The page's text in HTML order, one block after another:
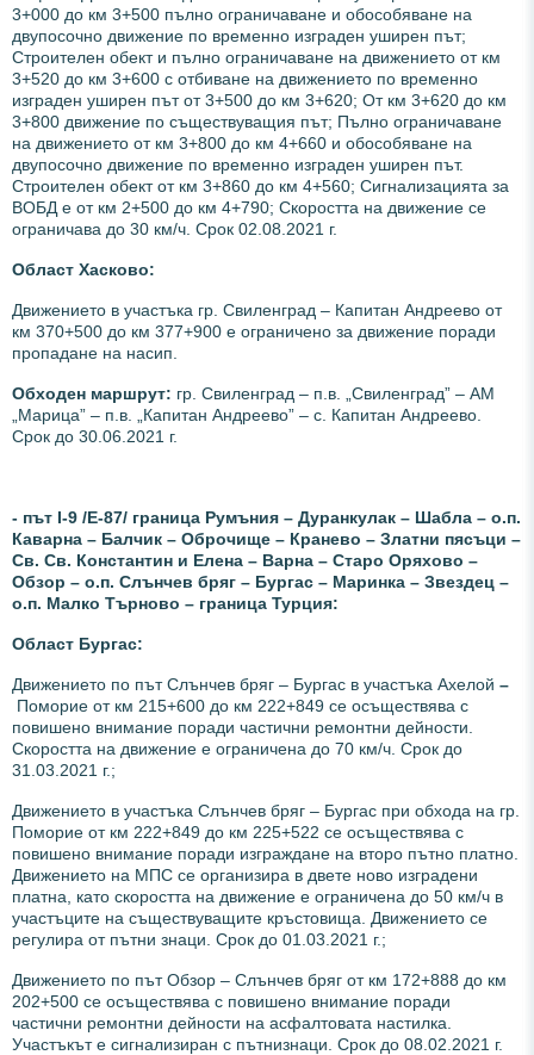
3+000 до км 3+500 пълно ограничаване и обособяване на
двупосочно движение по временно изграден уширен път;
Строителен обект и пълно ограничаване на движението от км
3+520 до км 3+600 с отбиване на движението по временно
изграден уширен път от 3+500 до км 3+620; От км 3+620 до км
3+800 движение по съществуващия път; Пълно ограничаване
на движението от км 3+800 до км 4+660 и обособяване на
двупосочно движение по временно изграден уширен път.
Строителен обект от км 3+860 до км 4+560; Сигнализацията за
ВОБД е от км 2+500 до км 4+790; Скоростта на движение се
ограничава до 30 км/ч. Срок 02.08.2021 г.
Област Хасково:
Движението в участъка гр. Свиленград – Капитан Андреево от
км 370+500 до км 377+900 е ограничено за движение поради
пропадане на насип.
Обходен маршрут: гр. Свиленград – п.в. „Свиленград” – АМ
„Марица” – п.в. „Капитан Андреево” – с. Капитан Андреево.
Срок до 30.06.2021 г.
- път І-9 /Е-87/ граница Румъния – Дуранкулак – Шабла – о.п.
Каварна – Балчик – Оброчище – Кранево – Златни пясъци –
Св. Св. Константин и Елена – Варна – Старо Оряхово –
Обзор – о.п. Слънчев бряг – Бургас – Маринка – Звездец –
о.п. Малко Търново – граница Турция:
Област Бургас:
Движението по път Слънчев бряг – Бургас в участъка Ахелой –
Поморие от км 215+600 до км 222+849 се осъществява с
повишено внимание поради частични ремонтни дейности.
Скоростта на движение е ограничена до 70 км/ч. Срок до
31.03.2021 г.;
Движението в участъка Слънчев бряг – Бургас при обхода на гр.
Поморие от км 222+849 до км 225+522 се осъществява с
повишено внимание поради изграждане на второ пътно платно.
Движението на МПС се организира в двете ново изградени
платна, като скоростта на движение е ограничена до 50 км/ч в
участъците на съществуващите кръстовища. Движението се
регулира от пътни знаци. Срок до 01.03.2021 г.;
Движението по път Обзор – Слънчев бряг от км 172+888 до км
202+500 се осъществява с повишено внимание поради
частични ремонтни дейности на асфалтовата настилка.
Участъкът е сигнализиран с пътнизнаци. Срок до 08.02.2021 г.